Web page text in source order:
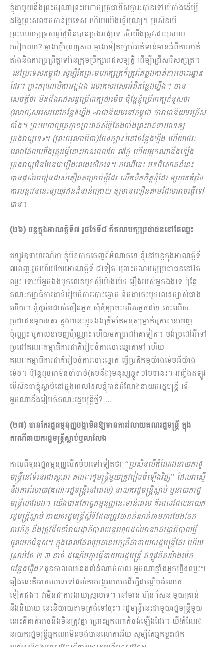
ខ្ញុំជាមួយនឹងព្រះករុណាព្រះមហាក្សត្រជាទីសក្ការៈបានទៅប៉េកាំងដើម្បី
ដង្ហែព្រះសពមកកាន់ប្រទេស ហើយយើងធ្វើបុណ្យ។ ប្រសិនបើ
ព្រះមហាក្សត្រសព្វថ្ងៃមិនបានគ្រងរាជ្យទេ តើយើងត្រូវដោះស្រាយ
របៀបណា? ម្ខាងធ្វើបុណ្យសព ម្ខាងទៀតច្បាប់អត់ទាន់មានអំពីការចាត់
តាំងនិងការប្រព្រឹត្តទៅនៃក្រុមប្រឹក្សារាជសម្បត្តិ ដើម្បីជ្រើសរើសក្សត្រ។
នៅប្រទេសកម្ពុជា សូម្បីតែព្រះមហាក្សត្រក៏ត្រូវតែឆ្លងកាត់ការបោះឆ្នោត
ដែរ។ ព្រះករុណាបិតាអង្គឯង លោកសរសេរអំពីកន្លែងហ្នឹង។ បាន
សេចក្តីថា មិនដឹងរាជសព្ទប្រើពាក្យថាម៉េច ប៉ុន្តែខ្ញុំប្រើពាក្យជំ​នួសថា
(លោក)សរសេរនៅកន្លែងហ្នឹង «រាជានិយមនៅកម្ពុជា ជារាជានិយមជ្រើស
តាំង។ ព្រះមហាក្សត្រគ្មានព្រះរាជសិទ្ធិតែងតាំងព្រះរាជទាយាទឲ្យ
គ្រងរាជ្យទេ»។ (ព្រះករុណាបិតា)ចែងច្បាស់នៅកន្លែងហ្នឹង ហើយថេរៈ
វេលាដែលយើងត្រូវធ្វើនោះមានពេលតែ ៧ថ្ងៃ ហើយអ្នកណានឹងឡើង
គ្រងរាជ្យមិនមែនជារឿងលេងសើចទេ។ ករណីនេះ បទពិសោធន៍នេះ
បានផ្តល់មេរៀនដាស់តឿនសម្រាប់ខ្ញុំដែរ លើកទឹកចិត្តខ្ញុំដែរ ឲ្យយកគំរូនៃ
ការបន្តវេននេះឲ្យយុវជនជំនាន់ក្រោយ ឲ្យបានលឿនតាមដែលអាចធ្វើទៅ
បាន។
(២៦) បន្តក្នុងអាណត្តិទី៧ រួចថែទី៨ ក៏គណបក្សប្រជាជននៅតែឈ្នះ
ឥឡូវឧទាហរណ៍ថា ខ្ញុំមិនចាកចេញពីអំណាចទេ ខ្ញុំនៅបន្តក្នុងអាណត្តិទី
៧ពេញ រួចហើយថែមអាណត្តិទី ៨ទៀត ព្រោះគណបក្សប្រជាជននៅតែ
ឈ្នះ ទោះបីអ្នកឯងបូកលេខបូកស្អីយ៉ាងម៉េច រឿងរបស់អ្នកឯងទេ ប៉ុន្តែ
គណៈកម្មាធិការជាតិរៀបចំការបោះឆ្នោត ពិតជាចេះបូកលេខច្បាស់ជាង
ហើយ។ ខ្ញុំគួរតែដាស់តឿនអ្នក សុំកុំឲ្យចេះលើសអ្នកដទៃ ចេះលើស
ប្រជាជនមួយនគរ ក្នុងឋានៈខ្លួនឯងត្រឹមតែមនុស្សម្នាក់បូកលេខចេញ
ប៉ុណ្ណេះ បូកលេខចេញប៉ុណ្ណោះ ហើយមកប្រ​ដៅ​គេទៀត។ ចង់ប្រដៅអីទៅ
ប្រដៅគណៈកម្មាធិការជាតិរៀបចំការបោះឆ្នោតទៅ ហើយ
គណៈកម្មាធិការជាតិរៀបចំការបោះឆ្នោត ធ្វើប្រតិកម្មយ៉ាងម៉េចអីយ៉ាង
ម៉េច។ ប៉ុន្តែដូចជាមិនចាំបាច់(តបនឹង)មនុស្សឆ្កួតៗបែបនេះ។ អញ្ចឹងឥឡូវ
បើសិនជាខ្ញុំស្លាប់នៅក្នុងពេលដែលខ្ញុំកាន់តំណែងនាយករដ្ឋមន្ត្រី តើ
អ្នកណានឹងរៀបចំគណៈរដ្ឋមន្ត្រីថ្មី? …
(២៧) បានកែរដ្ឋធម្មនុញ្ញបង្កាមិនឱ្យមានការរំលាយគណរដ្ឋមន្ត្រី ក្នុង
ករណីនាយករដ្ឋមន្ត្រីស្លាប់ឬលាលែង
កាលពីមុនរដ្ឋធម្មនុញ្ញបើកចំហទៅទៀតថា “ប្រសិនបើតំណែងនាយករដ្ឋ
មន្ត្រីនៅទំនេរជាស្ថាពរ គណៈរដ្ឋមន្ត្រីមួយត្រូវរៀបចំឡើងវិញ” ដែលវាស្មើ
នឹងការរំលាយ(គណៈរដ្ឋមន្ត្រីនៅពេល) នាយករដ្ឋម​ន្ត្រីស្លាប់ ឬនាយករដ្ឋ
មន្ត្រីលាលែង។ យើងបានកែរដ្ឋធម្មនុញ្ញនេះទាន់ពេល គឺពេលដែលនាយក
រដ្ឋមន្ត្រីស្លាប់ នាយករដ្ឋមន្ត្រីស្តីទីដែលត្រូវបានកំណត់តាមការបែងចែក
ភារកិច្ច នឹងត្រូវដឹកនាំរាជរដ្ឋាភិបាលបន្តរហូតដល់មានរាជរដ្ឋាភិបាលថ្មី
ចូលមកជំនួស។ ក្នុងពេលដែលប្រធានបក្សក៏ជានាយករដ្ឋមន្ត្រីដែរ ហើយ
ស្រាប់តែ ២ ៣ នាក់ ដណ្តើមគ្នាធ្វើនាយករដ្ឋមន្ត្រី ឥឡូវគិតយ៉ាងម៉េច
កន្លែងហ្នឹង?ជួនកាលឈានដល់ដំណាក់កាល អ្នកណាខ្លាំងអ្នកហ្នឹងឈ្នះ។
រឿងនេះគឺអាចឈានទៅដល់ការបង្ហូរឈាមដើម្បីដណ្តើមអំណាច
ទៀតផង។ វាមិនជាការងាយស្រួលទេ។ នៅមាន ហ៊ុន សែន មួយគ្រាន់
នឹងនិយាយ នេះនិយាយតាមត្រង់ទៅចុះ។ រដ្ឋមន្ត្រីនេះជាមួយរដ្ឋមន្ត្រីមួយ
នោះគឺគាត់អាចនឹងមិនត្រូវគ្នា ព្រោះអ្នកណាក៏ចង់ឡើងដែរ។ យី!តំណែង
នាយករដ្ឋមន្ត្រីអ្នកណាមិនចង់បានលោកអើយ សូម្បីតែអ្នកខ្លះដេក